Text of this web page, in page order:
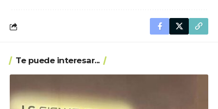
Te puede interesar...